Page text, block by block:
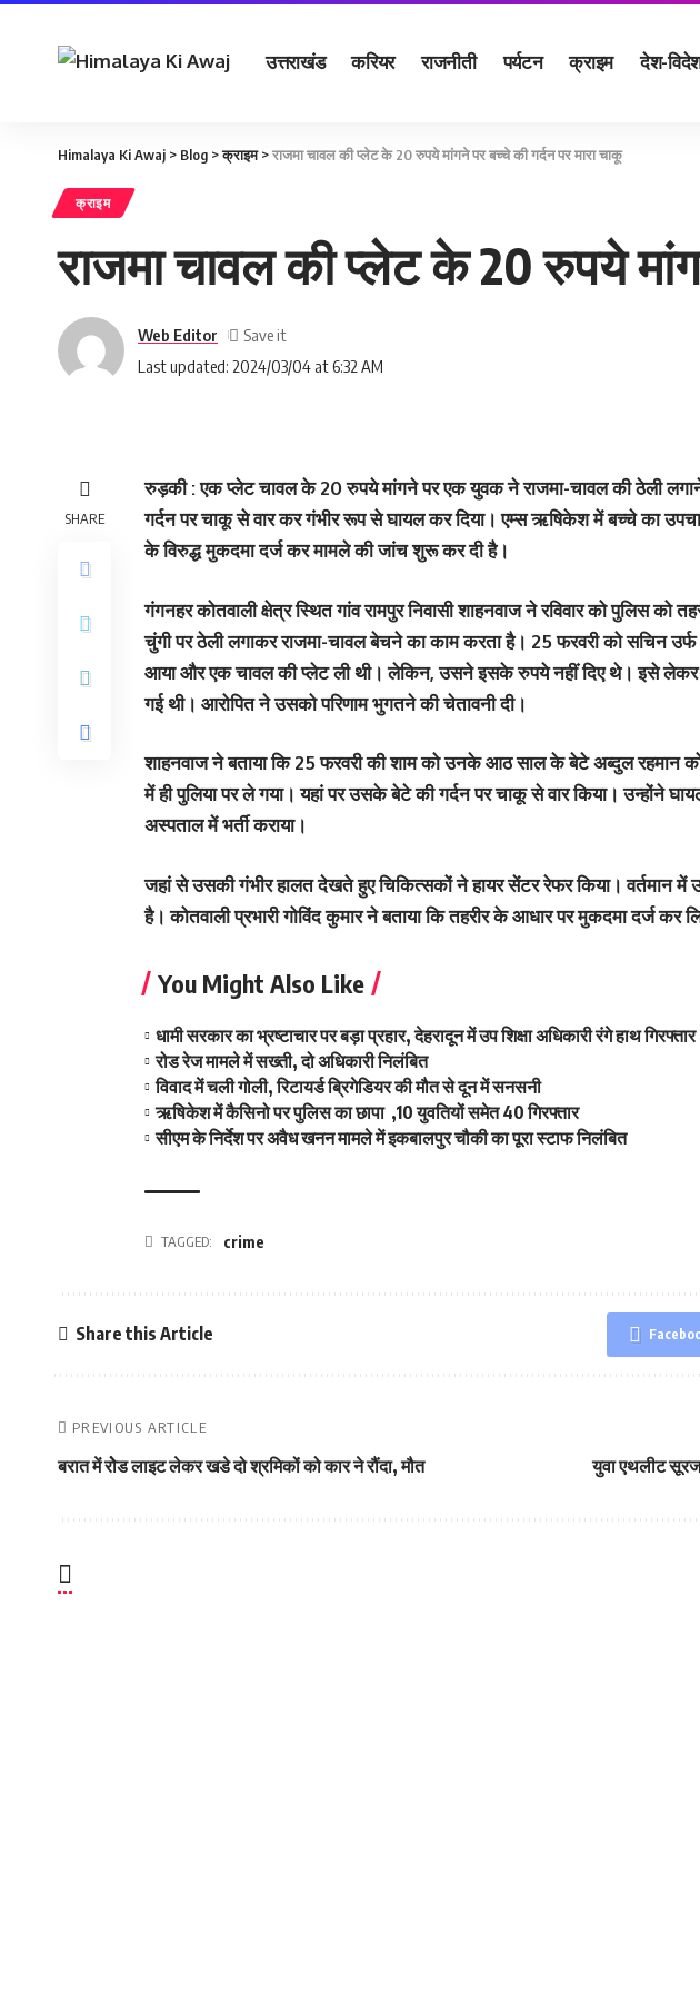
उत्तराखंड करियर राजनीती पर्यटन क्राइम देश-
Himalaya Ki Awaj > Blog >क्राइम>राजमा चावल की प्‍लेट के 20 रुपये मांगने पर बच्‍चे की गर्दन पर मारा चाकू
क्राइम
राजमा चावल की प्‍लेट के 20 रुपये
Last updated: 2024/03/04 at 6:32 AM
Web Editor
SHARE
रुड़की : एक प्लेट चावल के 20 रुपये मांगने पर एक युवक ने राजमा-चावल की ठेली
गर्दन पर चाकू से वार कर गंभीर रूप से घायल कर दिया। एम्स ऋषिकेश में बच्चे का
के विरुद्ध मुकदमा दर्ज कर मामले की जांच शुरू कर दी है।
गंगनहर कोतवाली क्षेत्र स्थित गांव रामपुर निवासी शाहनवाज ने रविवार को पुलिस को
चुंगी पर ठेली लगाकर राजमा-चावल बेचने का काम करता है। 25 फरवरी को सचिन
आया और एक चावल की प्लेट ली थी। लेकिन, उसने इसके रुपये नहीं दिए थे। इसे
गई थी। आरोपित ने उसको परिणाम भुगतने की चेतावनी दी।
शाहनवाज ने बताया कि 25 फरवरी की शाम को उनके आठ साल के बेटे अब्दुल रहमान
में ही पुलिया पर ले गया। यहां पर उसके बेटे की गर्दन पर चाकू से वार किया। उन्होंने
अस्पताल में भर्ती कराया।
जहां से उसकी गंभीर हालत देखते हुए चिकित्सकों ने हायर सेंटर रेफर किया। वर्तमान
है। कोतवाली प्रभारी गोविंद कुमार ने बताया कि तहरीर के आधार पर मुकदमा दर्ज कर
You Might Also Like
धामी सरकार का भ्रष्टाचार पर बड़ा प्रहार, देहरादून में उप शिक्षा अधिकारी रंगे हाथ गिरफ्तार
रोड रेज मामले में सख्ती, दो अधिकारी निलंबित
विवाद में चली गोली, रिटायर्ड ब्रिगेडियर की मौत से दून में सनसनी
ऋषिकेश में कैसिनो पर पुलिस का छापा ,10 युवतियों समेत 40 गिरफ्तार
सीएम के निर्देश पर अवैध खनन मामले में इकबालपुर चौकी का पूरा स्टाफ निलंबित
TAGGED: crime
Share this Article
PREVIOUS ARTICLE
बरात में रोेड लाइट लेकर खडे दो श्रमिकों को कार ने रौंदा, मौत युवा एथलीट